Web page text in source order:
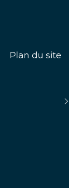
Plan du site